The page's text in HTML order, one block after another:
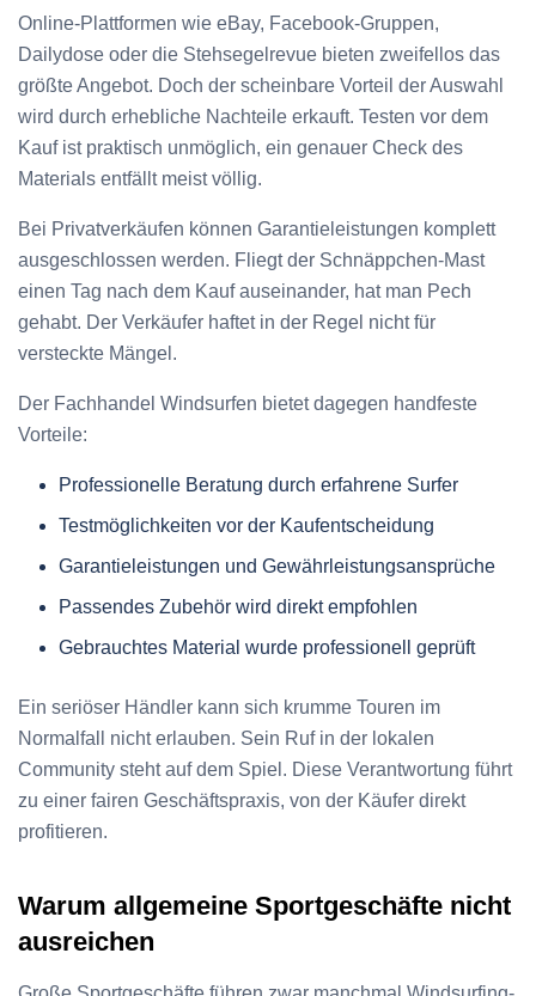
Online-Plattformen wie eBay, Facebook-Gruppen,
Dailydose oder die Stehsegelrevue bieten zweifellos das
größte Angebot. Doch der scheinbare Vorteil der Auswahl
wird durch erhebliche Nachteile erkauft. Testen vor dem
Kauf ist praktisch unmöglich, ein genauer Check des
Materials entfällt meist völlig.
Bei Privatverkäufen können Garantieleistungen komplett
ausgeschlossen werden. Fliegt der Schnäppchen-Mast
einen Tag nach dem Kauf auseinander, hat man Pech
gehabt. Der Verkäufer haftet in der Regel nicht für
versteckte Mängel.
Der Fachhandel Windsurfen bietet dagegen handfeste
Vorteile:
Professionelle Beratung durch erfahrene Surfer
Testmöglichkeiten vor der Kaufentscheidung
Garantieleistungen und Gewährleistungsansprüche
Passendes Zubehör wird direkt empfohlen
Gebrauchtes Material wurde professionell geprüft
Ein seriöser Händler kann sich krumme Touren im
Normalfall nicht erlauben. Sein Ruf in der lokalen
Community steht auf dem Spiel. Diese Verantwortung führt
zu einer fairen Geschäftspraxis, von der Käufer direkt
profitieren.
Warum allgemeine Sportgeschäfte nicht
ausreichen